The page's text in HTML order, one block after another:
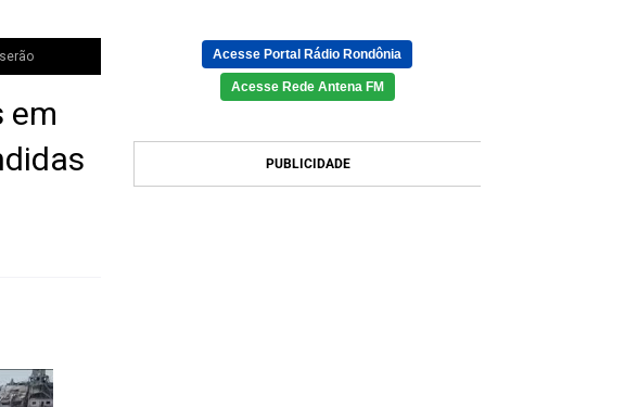
em
Acesse Portal Rádio Rondônia
Acesse Rede Antena FM
PUBLICIDADE